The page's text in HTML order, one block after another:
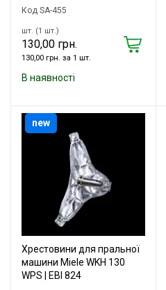
Код SA-455
шт. (1 шт.)
130,00 грн.
130,00 грн. за 1 шт.
В наявності
Хрестовини для пральної
машини Miele WKH 130
WPS | EBI 824
new